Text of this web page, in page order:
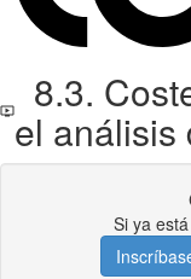
8.3.
el análisis
Si ya